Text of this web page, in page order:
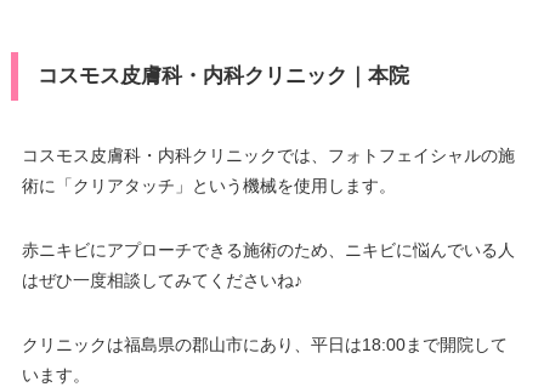
コスモス皮膚科・内科クリニック｜本院
コスモス皮膚科・内科クリニックでは、フォトフェイシャルの施
術に「クリアタッチ」という機械を使用します。
赤ニキビにアプローチできる施術のため、ニキビに悩んでいる人
はぜひ一度相談してみてくださいね♪
クリニックは福島県の郡山市にあり、平日は18:00まで開院して
います。